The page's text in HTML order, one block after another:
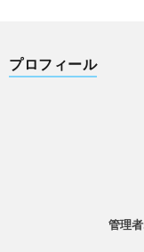
プロフィール
管理